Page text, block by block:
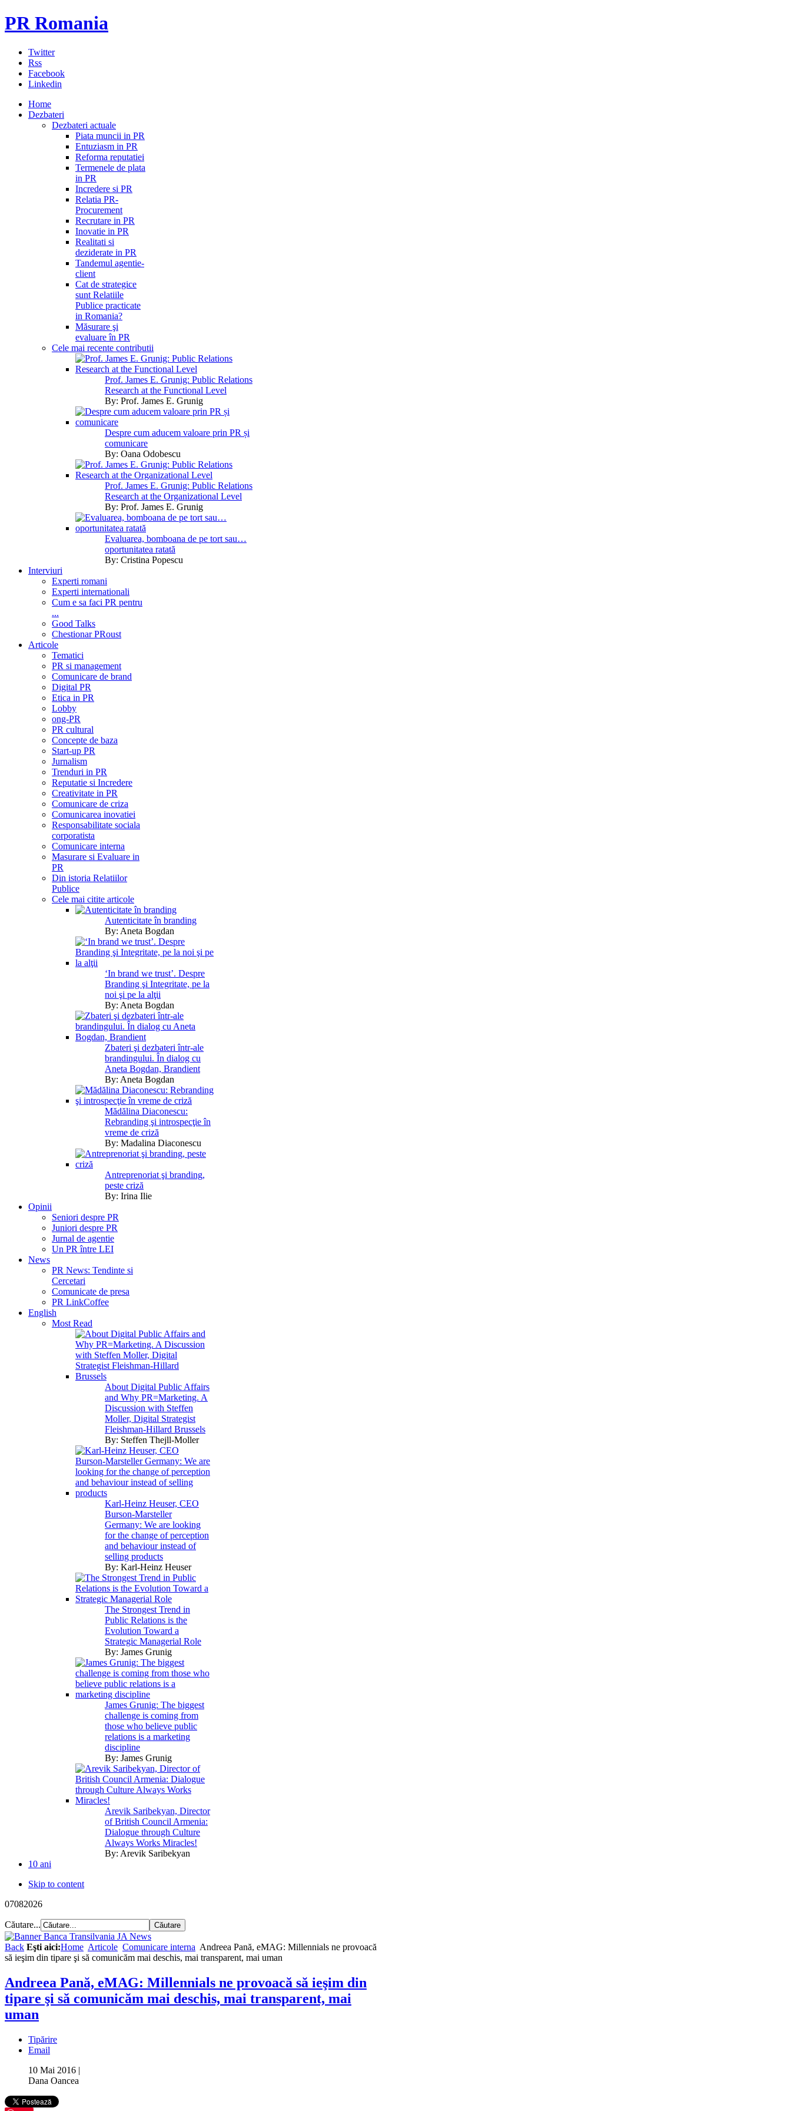
PR Romania
Twitter
Rss
Facebook
Linkedin
Home
Dezbateri
Dezbateri actuale
Piata muncii in PR
Entuziasm in PR
Reforma reputatiei
Termenele de plata
in PR
Incredere si PR
Relatia PR-
Procurement
Recrutare in PR
Inovatie in PR
Realitati si
deziderate in PR
Tandemul agentie-
client
Cat de strategice
sunt Relatiile
Publice practicate
in Romania?
Măsurare şi
evaluare în PR
Cele mai recente contributii
Prof. James E. Grunig: Public Relations
Research at the Functional Level
By: Prof. James E. Grunig
Despre cum aducem valoare prin PR și
comunicare
By: Oana Odobescu
Prof. James E. Grunig: Public Relations
Research at the Organizational Level
By: Prof. James E. Grunig
Evaluarea, bomboana de pe tort sau…
oportunitatea ratată
By: Cristina Popescu
Interviuri
Experti romani
Experti internationali
Cum e sa faci PR pentru
...
Good Talks
Chestionar PRoust
Articole
Tematici
PR si management
Comunicare de brand
Digital PR
Etica in PR
Lobby
ong-PR
PR cultural
Concepte de baza
Start-up PR
Jurnalism
Trenduri in PR
Reputatie si Incredere
Creativitate in PR
Comunicare de criza
Comunicarea inovatiei
Responsabilitate sociala
corporatista
Comunicare interna
Masurare si Evaluare in
PR
Din istoria Relatiilor
Publice
Cele mai citite articole
Autenticitate în branding
By: Aneta Bogdan
‘In brand we trust’. Despre
Branding şi Integritate, pe la
noi şi pe la alţii
By: Aneta Bogdan
Zbateri şi dezbateri într-ale
brandingului. În dialog cu
Aneta Bogdan, Brandient
By: Aneta Bogdan
Mădălina Diaconescu:
Rebranding şi introspecţie în
vreme de criză
By: Madalina Diaconescu
Antreprenoriat şi branding,
peste criză
By: Irina Ilie
Opinii
Seniori despre PR
Juniori despre PR
Jurnal de agentie
Un PR între LEI
News
PR News: Tendinte si
Cercetari
Comunicate de presa
PR LinkCoffee
English
Most Read
About Digital Public Affairs
and Why PR=Marketing. A
Discussion with Steffen
Moller, Digital Strategist
Fleishman-Hillard Brussels
By: Steffen Thejll-Moller
Karl-Heinz Heuser, CEO
Burson-Marsteller
Germany: We are looking
for the change of perception
and behaviour instead of
selling products
By: Karl-Heinz Heuser
The Strongest Trend in
Public Relations is the
Evolution Toward a
Strategic Managerial Role
By: James Grunig
James Grunig: The biggest
challenge is coming from
those who believe public
relations is a marketing
discipline
By: James Grunig
Arevik Saribekyan, Director
of British Council Armenia:
Dialogue through Culture
Always Works Miracles!
By: Arevik Saribekyan
10 ani
Skip to content
07082026
Căutare...
Back Eşti aici:Home Articole Comunicare interna Andreea Pană, eMAG: Millennials ne provoacă
să ieşim din tipare şi să comunicăm mai deschis, mai transparent, mai uman
Andreea Pană, eMAG: Millennials ne provoacă să ieşim din
tipare şi să comunicăm mai deschis, mai transparent, mai
uman
Tipărire
Email
10 Mai 2016 |
Dana Oancea